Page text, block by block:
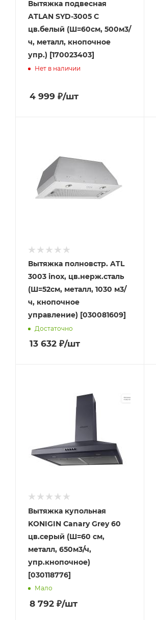
Вытяжка подвесная
ATLAN SYD-3005 C
цв.белый (Ш=60см, 500м3/
ч, металл, кнопочное
упр.) [170023403]
Нет в наличии
4 999 ₽/шт
Вытяжка полновстр. ATL
3003 inox, цв.нерж.сталь
(Ш=52см, металл, 1030 м3/
ч, кнопочное
управление) [030081609]
Достаточно
13 632 ₽/шт
Вытяжка купольная
KONIGIN Canary Grey 60
цв.серый (Ш=60 см,
металл, 650м3/ч,
упр.кнопочное)
[030118776]
Мало
8 792 ₽/шт